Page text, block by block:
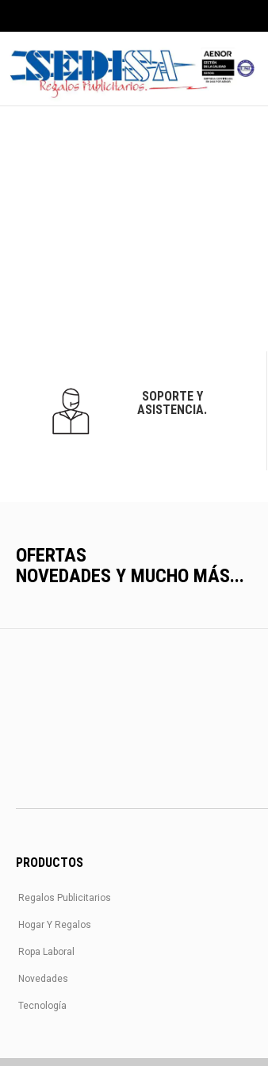
SOPORTE Y
ASISTENCIA.
OFERTAS
NOVEDADES Y MUCHO MÁS...
PRODUCTOS
Regalos Publicitarios
Hogar Y Regalos
Ropa Laboral
Novedades
Tecnología